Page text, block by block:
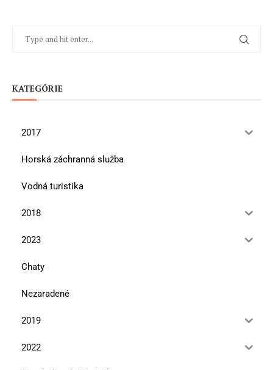
KATEGÓRIE
2017
Horská záchranná služba
Vodná turistika
2018
2023
Chaty
Nezaradené
2019
2022